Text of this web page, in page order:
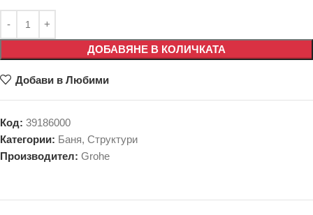
ДОБАВЯНЕ В КОЛИЧКАТА
Добави в Любими
Код: 39186000
Категории: Баня, Структури
Производител: Grohe